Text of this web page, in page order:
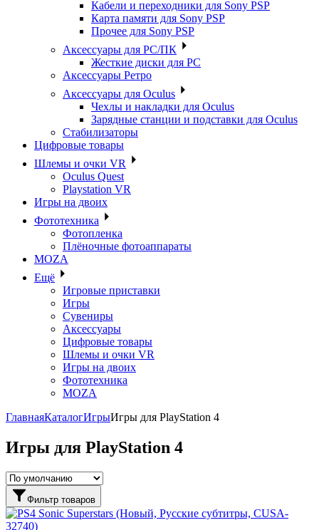
Кабели и переходники для Sony PSP
Карта памяти для Sony PSP
Прочее для Sony PSP
Аксессуары для PC/ПК
Жесткие диски для PC
Аксессуары Ретро
Аксессуары для Oculus
Чехлы и накладки для Oculus
Зарядные станции и подставки для Oculus
Стабилизаторы
Цифровые товары
Шлемы и очки VR
Oculus Quest
Playstation VR
Игры на двоих
Фототехника
Фотопленка
Плёночные фотоаппараты
MOZA
Ещё
Игровые приставки
Игры
Сувениры
Аксессуары
Цифровые товары
Шлемы и очки VR
Игры на двоих
Фототехника
MOZA
ГлавнаяКаталогИгрыИгры для PlayStation 4
Игры для PlayStation 4
Фильтр товаров